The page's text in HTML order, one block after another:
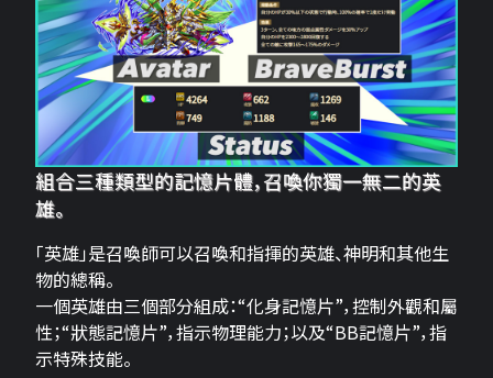
組合三種類型的記憶片體，召喚你獨一無二的英
雄。
「英雄」是召喚師可以召喚和指揮的英雄、神明和其他生
物的總稱。
一個英雄由三個部分組成：“化身記憶片”，控制外觀和屬
性；“狀態記憶片”，指示物理能力；以及“BB記憶片”，指
示特殊技能。